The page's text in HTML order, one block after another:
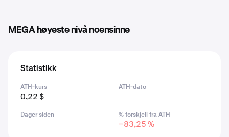
MEGA høyeste nivå noensinne
Statistikk
ATH-kurs
0,22 $
ATH-dato
Dager siden % forskjell fra ATH
−83,25 %